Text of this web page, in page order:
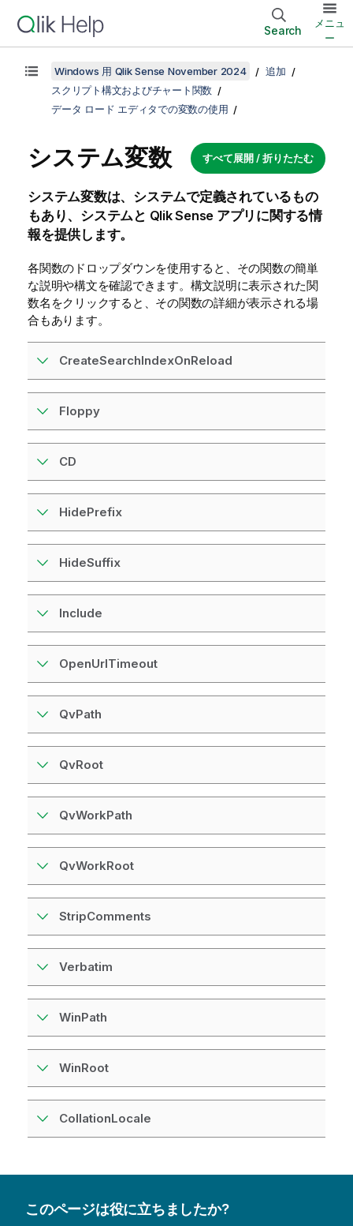
Search
メニュ
ー
Windows 用 Qlik Sense November 2024
追加
スクリプト構文およびチャート関数
データ ロード エディタでの変数の使用
すべて展開 / 折りたたむ
システム変数
システム変数は、システムで定義されているもの
もあり、システムと Qlik Sense アプリに関する情
報を提供します。
各関数のドロップダウンを使用すると、その関数の簡単
な説明や構文を確認できます。構文説明に表示された関
数名をクリックすると、その関数の詳細が表示される場
合もあります。
CreateSearchIndexOnReload
Floppy
CD
HidePrefix
HideSuffix
Include
OpenUrlTimeout
QvPath
QvRoot
QvWorkPath
QvWorkRoot
StripComments
Verbatim
WinPath
WinRoot
CollationLocale
このページは役に立ちましたか?